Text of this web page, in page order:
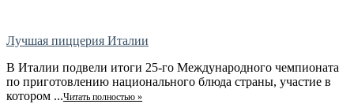
Лучшая пиццерия Италии
В Италии подвели итоги 25-го Международного чемпионата
по приготовлению национального блюда страны, участие в
котором ...Читать полностью »